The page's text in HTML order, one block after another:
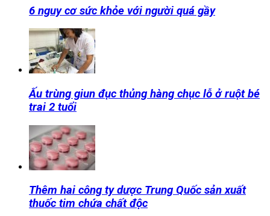
6 nguy cơ sức khỏe với người quá gầy
Ấu trùng giun đục thủng hàng chục lỗ ở ruột bé
trai 2 tuổi
Thêm hai công ty dược Trung Quốc sản xuất
thuốc tim chứa chất độc